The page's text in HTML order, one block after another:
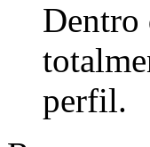
Dentro
perfil.